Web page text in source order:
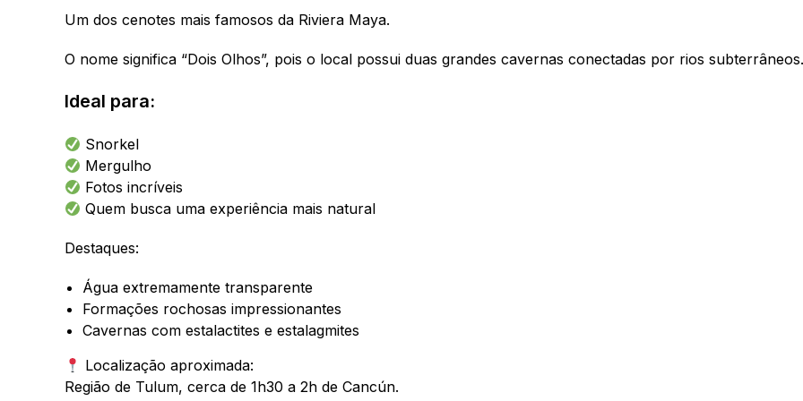
Um dos cenotes mais famosos da Riviera Maya.
O nome significa “Dois Olhos”, pois o local possui duas grandes cavernas conectadas por rios subterrâneos.
Ideal para:
Snorkel
Mergulho
Fotos incríveis
Quem busca uma experiência mais natural
Destaques:
Água extremamente transparente
Formações rochosas impressionantes
Cavernas com estalactites e estalagmites
Localização aproximada:
Região de Tulum, cerca de 1h30 a 2h de Cancún.